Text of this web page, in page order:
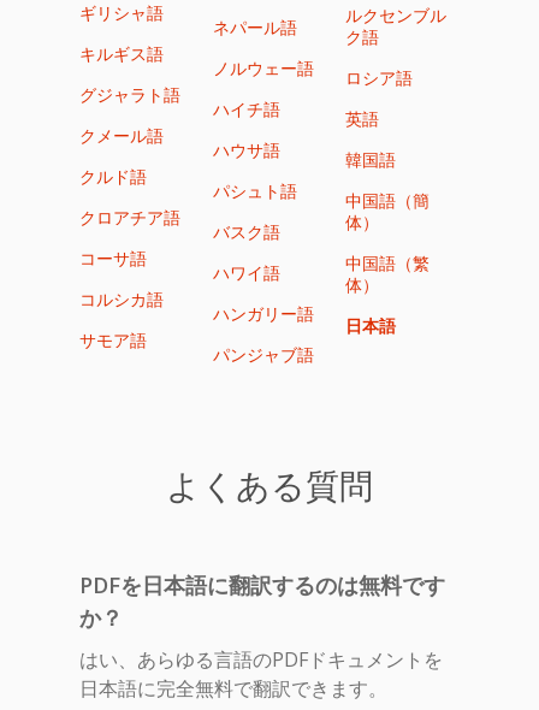
ギリシャ語
キルギス語
グジャラト語
クメール語
クルド語
クロアチア語
コーサ語
コルシカ語
サモア語
ネパール語
ノルウェー語
ハイチ語
ハウサ語
パシュト語
バスク語
ハワイ語
ハンガリー語
パンジャブ語
ルクセンブル
ク語
ロシア語
英語
韓国語
中国語（簡
体）
中国語（繁
体）
日本語
よくある質問
PDFを日本語に翻訳するのは無料です
か？
はい、あらゆる言語のPDFドキュメントを
日本語に完全無料で翻訳できます。